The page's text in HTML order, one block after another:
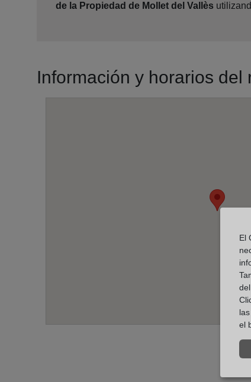
de la Propiedad de Mollet del Vallès
Información y horarios
El
el